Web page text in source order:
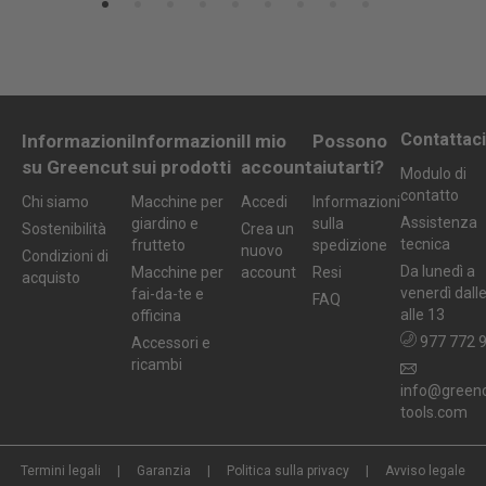
Informazioni
su Greencut
Chi siamo
Sostenibilità
Condizioni di
acquisto
Informazioni
sui prodotti
Macchine per
giardino e
frutteto
Macchine per
fai-da-te e
officina
Accessori e
ricambi
Il mio
account
Accedi
Crea un
nuovo
account
Possono
aiutarti?
Informazioni
sulla
spedizione
Resi
FAQ
Contattaci
Modulo di
contatto
Assistenza
tecnica
Da lunedì a
venerdì
alle 13
977 772
tools.com
Termini legali Garanzia Politica sulla privacy Avviso legale